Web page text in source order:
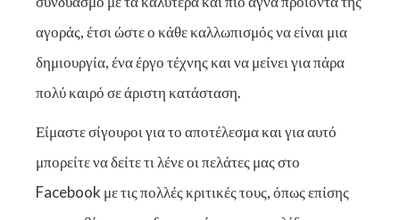
αγοράς, έτσι ώστε ο κάθε καλλωπισμός να είναι μια
δημιουργία, ένα έργο τέχνης και να μείνει για πάρα
πολύ καιρό σε άριστη κατάσταση.
Είμαστε σίγουροι για το αποτέλεσμα και για αυτό
μπορείτε να δείτε τι λένε οι πελάτες μας στο
Facebook με τις πολλές κριτικές τους, όπως επίσης